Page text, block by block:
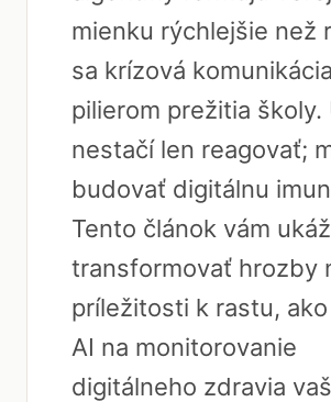
mienku rýchlejšie než
sa krízová
pilierom prežitia školy.
nestačí len reagovať;
budovať digitálnu
Tento článok vám
transformovať hrozby
príležitosti k rastu,
AI na monitorovanie
digitálneho zdravia